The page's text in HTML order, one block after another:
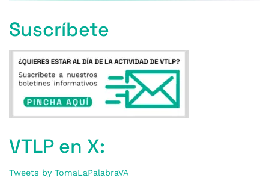
Suscríbete
VTLP en X:
Tweets by TomaLaPalabraVA